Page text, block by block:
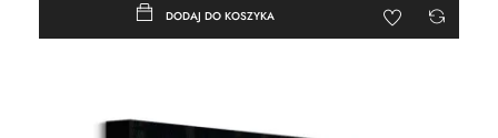
DODAJ DO KOSZYKA